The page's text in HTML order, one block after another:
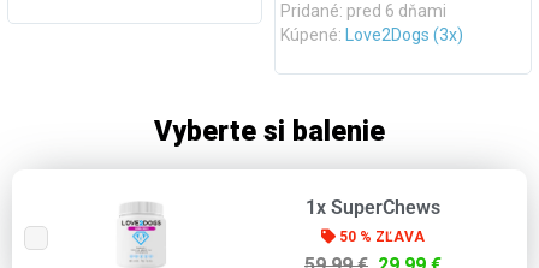
Pridané: pred 6 dňami
Kúpené:
Love2Dogs (3x)
Vyberte si balenie
1x SuperChews
50 % ZĽAVA